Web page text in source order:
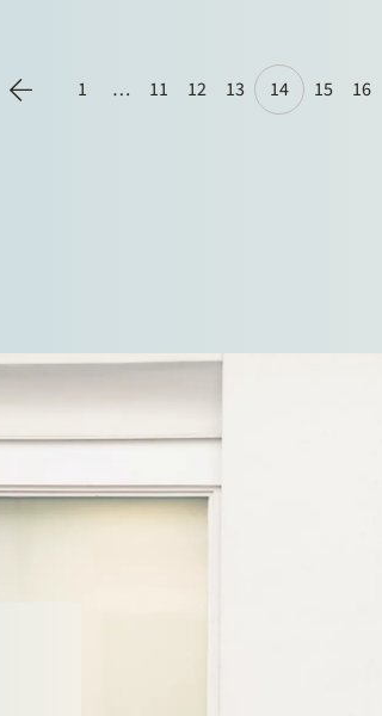
1 … 11 12 13 14 15 16